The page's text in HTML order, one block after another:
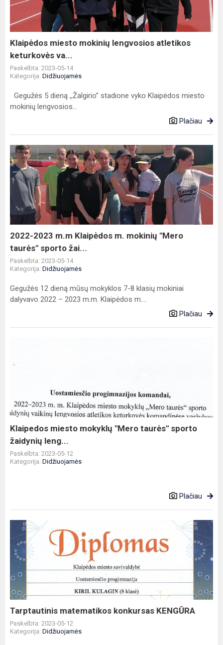
atletikos
keturkovės
va...
Klaipėdos miesto mokinių lengvosios atletikos
keturkovės va...
Paskelbta: 2023-05-14
Kategorija: Didžiuojamės
Gegužės 5 dieną ,,Žalgirio” stadione vyko Klaipėdos miesto
mokinių lengvosios...
Plačiau
2022-
2023
m.m
Klaipėdos
mokinių
"Mero
taurės"
sporto
žai...
2022-2023 m.m Klaipėdos m. mokinių "Mero
taurės" sporto žai...
Paskelbta: 2023-05-14
Kategorija: Didžiuojamės
Gegužės 12 dieną mūsų mokyklos 7-8 klasių mokiniai
dalyvavo 2022 – 2023 m.m. Klaipėdos m....
Plačiau
mokyklų
sporto
žaidynių
leng...
Klaipedos miesto mokyklų "Mero taurės" sporto
žaidynių leng...
Paskelbta: 2023-05-12
Kategorija: Didžiuojamės
Plačiau
Tarptautinis
matematikos
konkursas
KENGŪRA
Tarptautinis matematikos konkursas KENGŪRA
Paskelbta: 2023-05-12
Kategorija: Didžiuojamės